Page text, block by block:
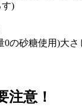
す)
0の砂糖使用)大さ
注意！